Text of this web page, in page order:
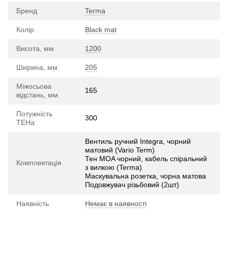
Бренд Terma
Колір Black mat
Висота, мм 1200
Ширина, мм 205
Міжосьова
відстань, мм
165
Потужність
ТЕНа
300
Комплектація
Вентиль ручний Integra, чорний
матовий (Vario Term)
Тен MOA чорний, кабель спіральний
з вилкою (Terma)
Маскувальна розетка, чорна матова
Подовжувач різьбовий (2шт)
Наявність Немає в наявності